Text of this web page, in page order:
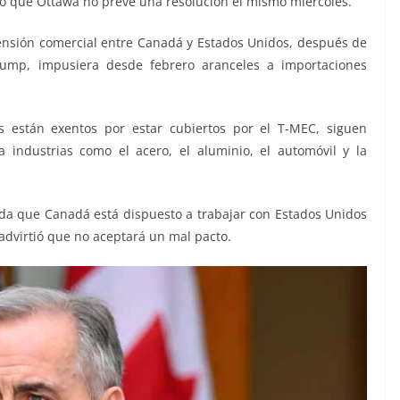
comercial entre Canadá y Estados Unidos, después de
impusiera desde febrero aranceles a importaciones
exentos por estar cubiertos por el T-MEC, siguen
industrias como el acero, el aluminio, el automóvil y la
que Canadá está dispuesto a trabajar con Estados Unidos
que no aceptará un mal pacto.